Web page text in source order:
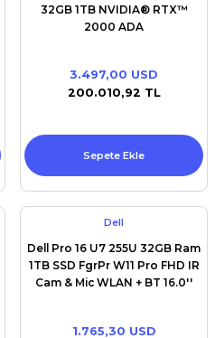
32GB 1TB NVIDIA® RTX™
2000 ADA
3.497,00 USD
200.010,92 TL
Sepete Ekle
Dell
Dell Pro 16 U7 255U 32GB Ram
1TB SSD FgrPr W11 Pro FHD IR
Cam & Mic WLAN + BT 16.0''
1.765,30 USD